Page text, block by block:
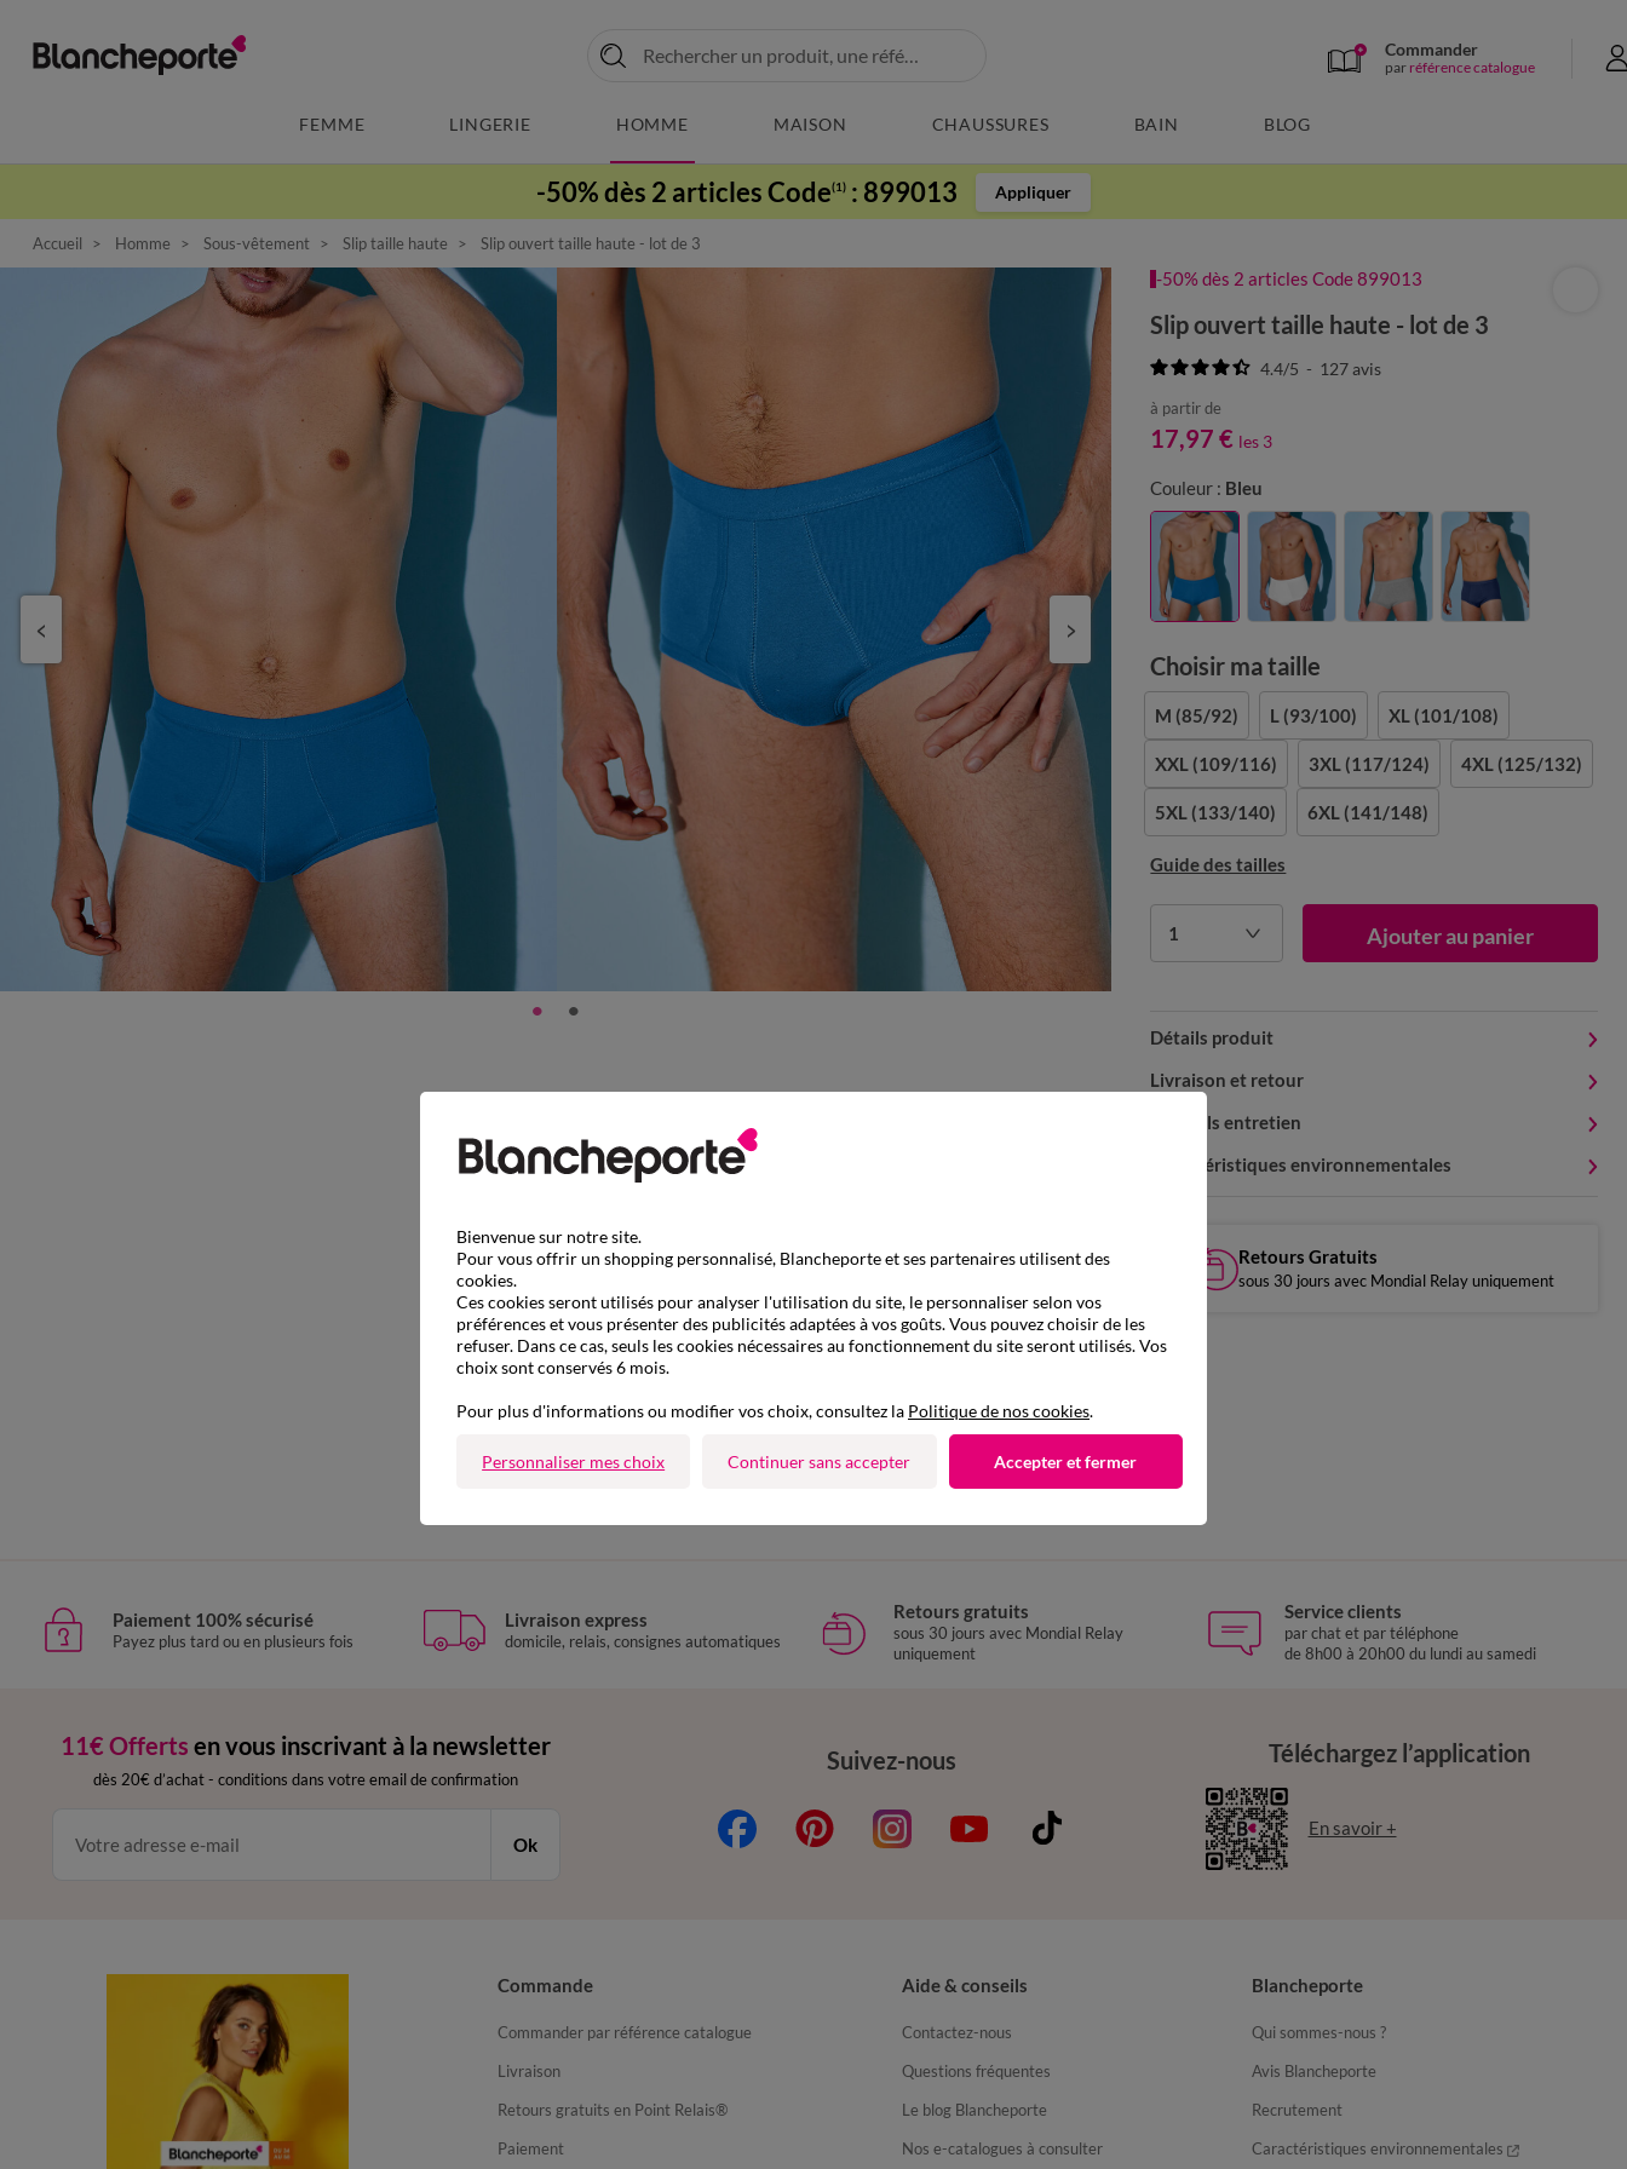
Commander
par référence catalogue
FEMME LINGERIE HOMME MAISON CHAUSSURES BAIN BLOG
-50% dès 2 articles Code(1) : 899013 Appliquer
Accueil Homme Sous-vêtement Slip taille haute Slip ouvert taille haute - lot de 3
-50% dès 2 articles Code 899013
Slip ouvert taille haute - lot de 3
4.4/5 - 127avis
à partir de
17,97 € les 3
Couleur : Bleu
Choisir ma taille
M (85/92) L (93/100) XL (101/108)
XXL (109/116) 3XL (117/124) 4XL (125/132)
5XL (133/140) 6XL (141/148)
Guide des tailles
1 Ajouter au panier
Détails produit
Livraison et retour
Conseils entretien
Caractéristiques environnementales
Retours Gratuits
sous 30 jours avec Mondial Relay uniquement
D'autres idées de Slip taille haute
Paiement 100% sécurisé
Payez plus tard ou en plusieurs fois
Livraison express
domicile, relais, consignes automatiques
Retours gratuits
sous 30 jours avec Mondial Relay
uniquement
Service clients
par chat et par téléphone
de 8h00 à 20h00 du lundi au samedi
11€ Offerts en vous inscrivant à la newsletter
dès 20€ d’achat - conditions dans votre email de confirmation
Ok
Suivez-nous Téléchargez l’application
En savoir +
Commande
Commander par référence catalogue
Livraison
Retours gratuits en Point Relais®
Paiement
Aide & conseils
Contactez-nous
Questions fréquentes
Le blog Blancheporte
Nos e-catalogues à consulter
Blancheporte
Qui sommes-nous ?
Avis Blancheporte
Recrutement
Caractéristiques environnementales
Bienvenue sur notre site.
Pour vous offrir un shopping personnalisé, Blancheporte et ses partenaires utilisent des
cookies.
Ces cookies seront utilisés pour analyser l'utilisation du site, le personnaliser selon vos
préférences et vous présenter des publicités adaptées à vos goûts. Vous pouvez choisir de les
refuser. Dans ce cas, seuls les cookies nécessaires au fonctionnement du site seront utilisés. Vos
choix sont conservés 6 mois.
Pour plus d'informations ou modifier vos choix, consultez la Politique de nos cookies.
Personnaliser mes choix Continuer sans accepter Accepter et fermer